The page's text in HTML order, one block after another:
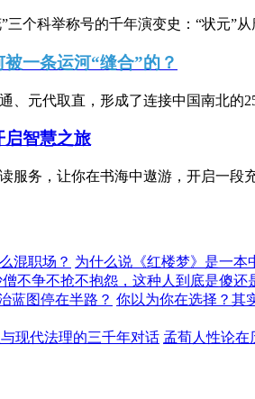
三个科举称号的千年演变史：“状元”
一条运河“缝合”的？
、元代取直，形成了连接中国南北的
启智慧之旅
服务，让你在书海中遨游，开启一段
混职场？ 为什么说《红楼梦》是一本
僧不争不抢不抱怨，这种人到底是傻还
蓝图停在半路？ 你以为你在选择？其
现代法理的三千年对话 孟荀人性论在